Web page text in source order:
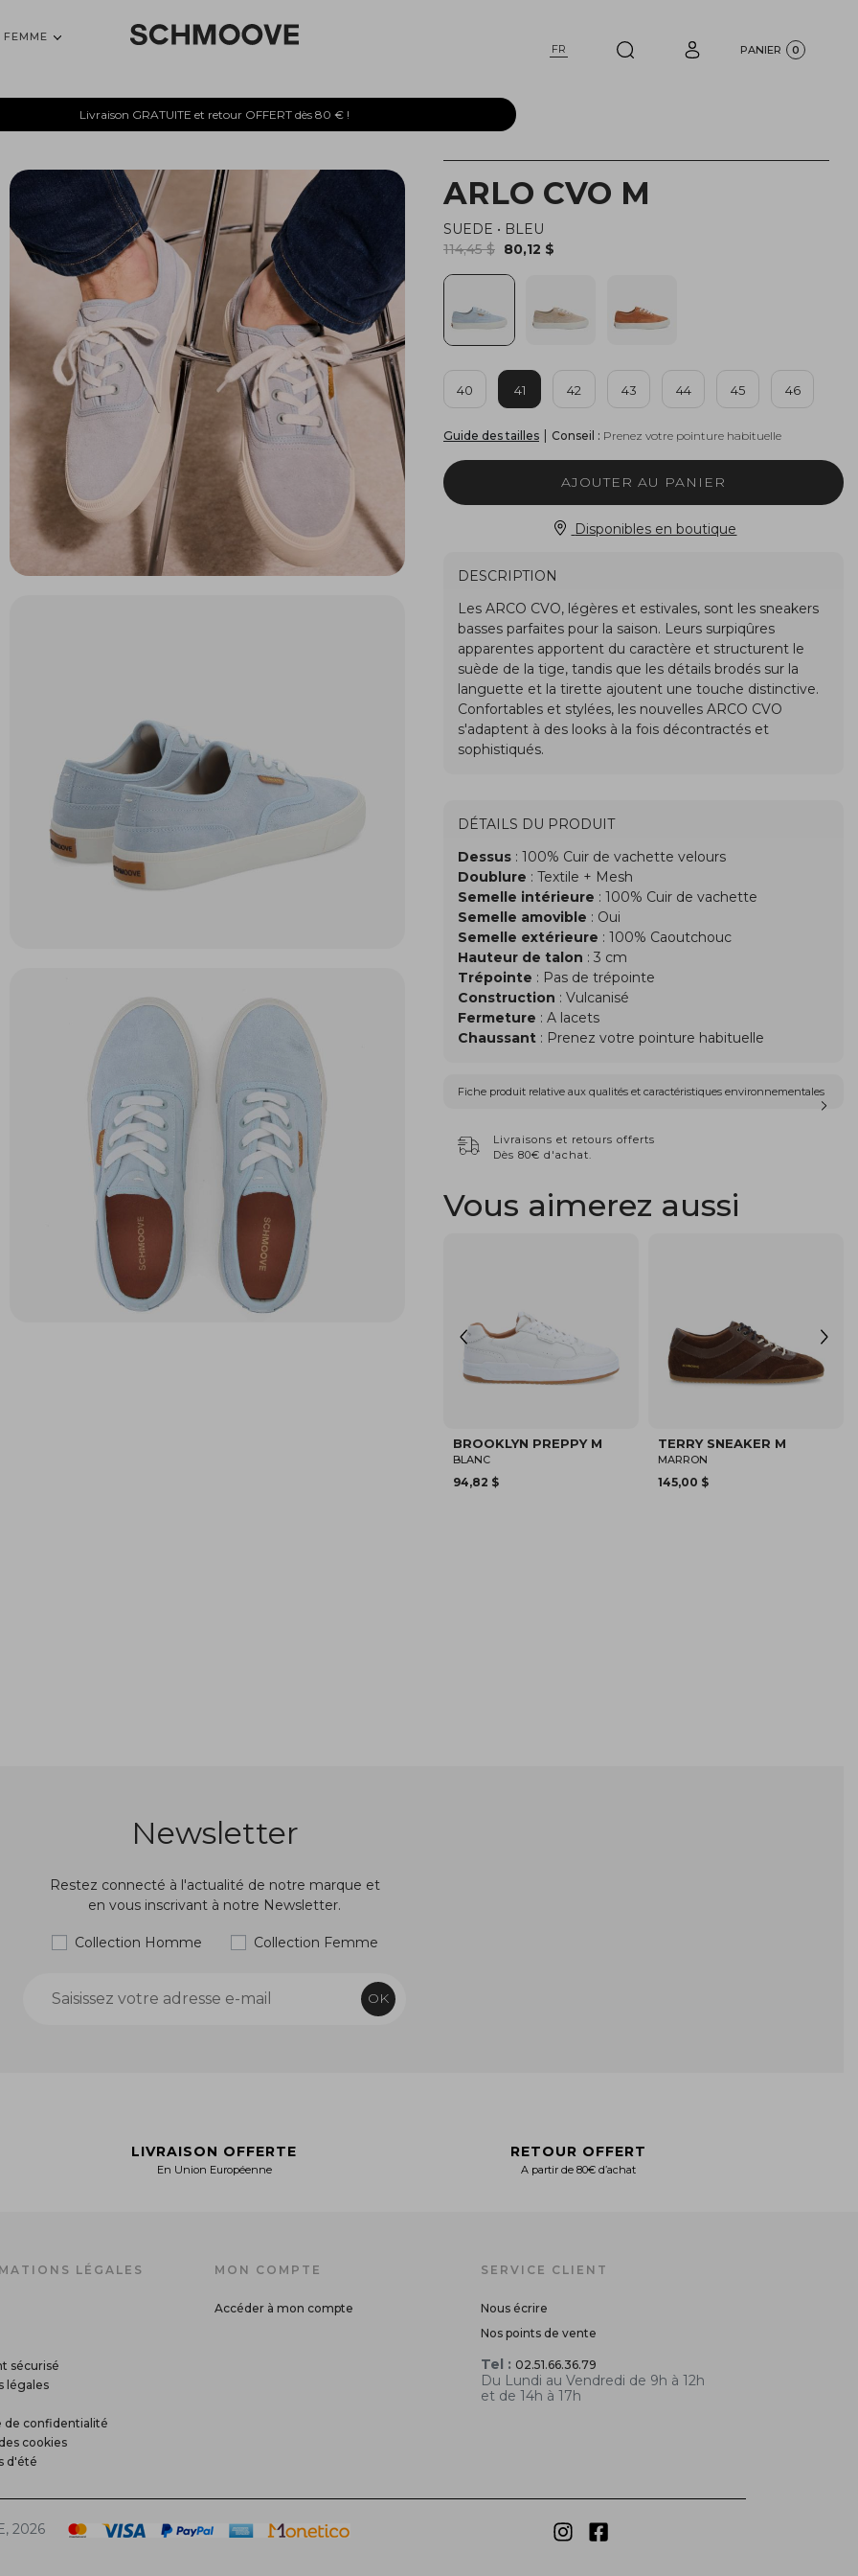
FEMME
FR
PANIER 0
Livraison GRATUITE et retour OFFERT dès 80 € !
ARLO CVO M
SUEDE • BLEU
114,45 $ 80,12 $
40 41 42 43 44 45 46
Guide des tailles | Conseil : Prenez votre pointure habituelle
AJOUTER AU PANIER
Disponibles en boutique
DESCRIPTION
DÉTAILS DU PRODUIT
Dessus : 100% Cuir de vachette velours
Doublure : Textile + Mesh
Semelle intérieure : 100% Cuir de vachette
Semelle amovible : Oui
Semelle extérieure : 100% Caoutchouc
Hauteur de talon : 3 cm
Trépointe : Pas de trépointe
Construction : Vulcanisé
Fermeture : A lacets
Chaussant : Prenez votre pointure habituelle
Fiche produit relative aux qualités et caractéristiques environnementales
Livraisons et retours offerts
Dès 80€ d'achat.
Vous aimerez aussi
SPARKLE SNEAKER M
BLANC/MARRON
94,82 $
SPARKLE FLY M
KAKI
80,12 $
Newsletter
Restez connecté à l'actualité de notre marque et
en vous inscrivant à notre Newsletter.
Collection Homme Collection Femme
OK
LIVRAISON OFFERTE
En Union Européenne
RETOUR OFFERT
A partir de 80€ d’achat
LÉGALES
sécurisé
légales
de confidentialité
cookies
d'été
MON COMPTE
Accéder à mon compte
SERVICE CLIENT
Nous écrire
Nos points de vente
Tel : 02.51.66.36.79
Du Lundi au Vendredi de 9h à 12h
et de 14h à 17h
2026